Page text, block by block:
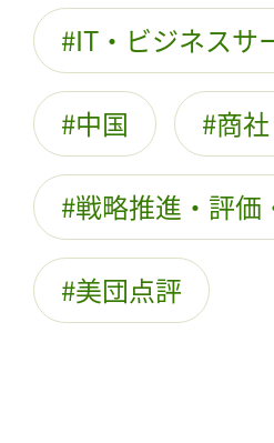
IT・ビジネスサ
中国 商
戦略推進・評価
美団点評